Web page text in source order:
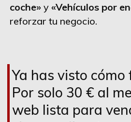
coche» y «Vehículos por
reforzar tu negocio.
Ya has visto cómo
Por solo 30 € al
web lista para